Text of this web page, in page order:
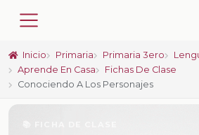
Inicio Primaria Primaria 3ero
Aprende En Casa
Fichas De Clase
Conociendo A Los Personajes